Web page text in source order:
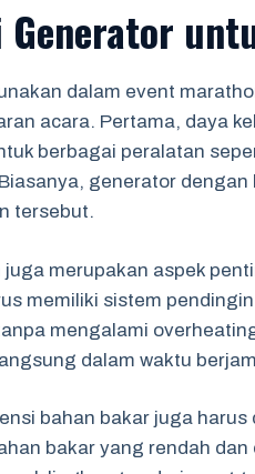
dalam event
acara. Pertama, daya
berbagai peralatan
generator
tersebut.
merupakan aspek
memiliki sistem
mengalami
dalam waktu
bahan bakar juga
bakar yang rendah